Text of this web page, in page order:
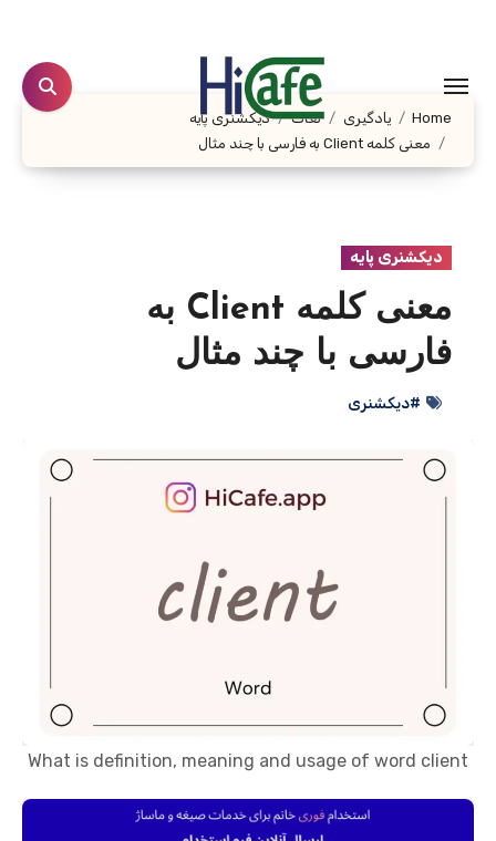
content
Home یادگیری لغات
دیکشنری پایه
معنی کلمه Client به فارسی با چند مثال
دیکشنری پایه
معنی کلمه Client به
فارسی با چند مثال
#دیکشنری
What is definition, meaning and usage of word client